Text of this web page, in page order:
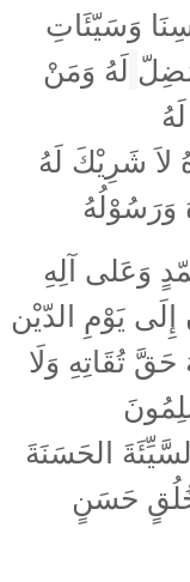
وَسَيّئَاتِ
مُضِلّ لَهُ وَمَنْ
لاَ شَرِيْكَ لَهُ
وَرَسُوْلُهُ
وَعَلى آلِهِ
يَوْمِ الدّيْن
حَقَّ تُقَاتِهِ وَلَا
الحَسَنَةَ
حَسَنٍ